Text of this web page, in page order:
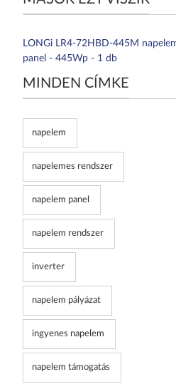
LONGi LR4-72HBD-445M
panel - 445Wp - 1 db
MINDEN CÍMKE
napelem
napelemes rendszer
napelem panel
napelem rendszer
inverter
napelem pályázat
ingyenes napelem
napelem támogatás